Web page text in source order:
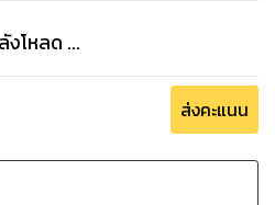
งโหลด ...
ส่งคะแนน